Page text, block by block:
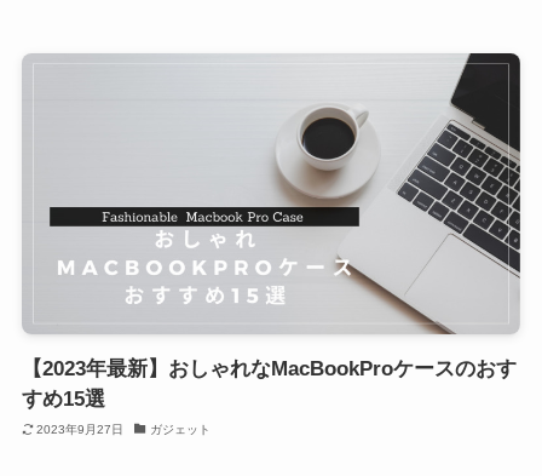
【2023年最新】おしゃれなMacBookProケースのおす
すめ15選
2023年9月27日 ガジェット